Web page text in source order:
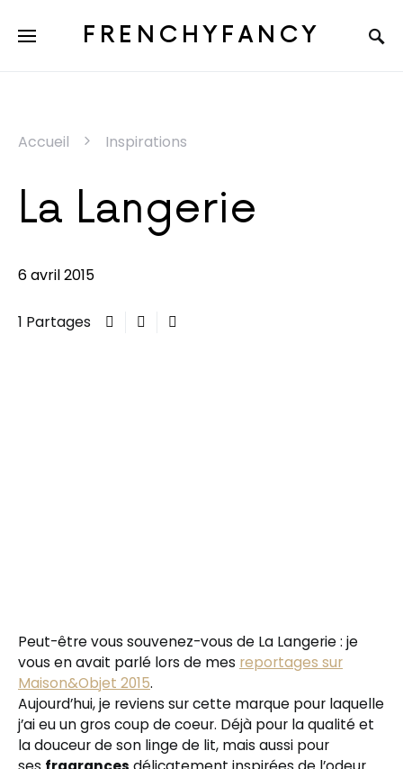
FRENCHYFANCY
Accueil Inspirations
La Langerie
6 avril 2015
1 Partages
Peut-être vous souvenez-vous de La Langerie : je
vous en avait parlé lors de mes reportages sur
Maison&Objet 2015.
Aujourd’hui, je reviens sur cette marque pour laquelle
j’ai eu un gros coup de coeur. Déjà pour la qualité et
la douceur de son linge de lit, mais aussi pour